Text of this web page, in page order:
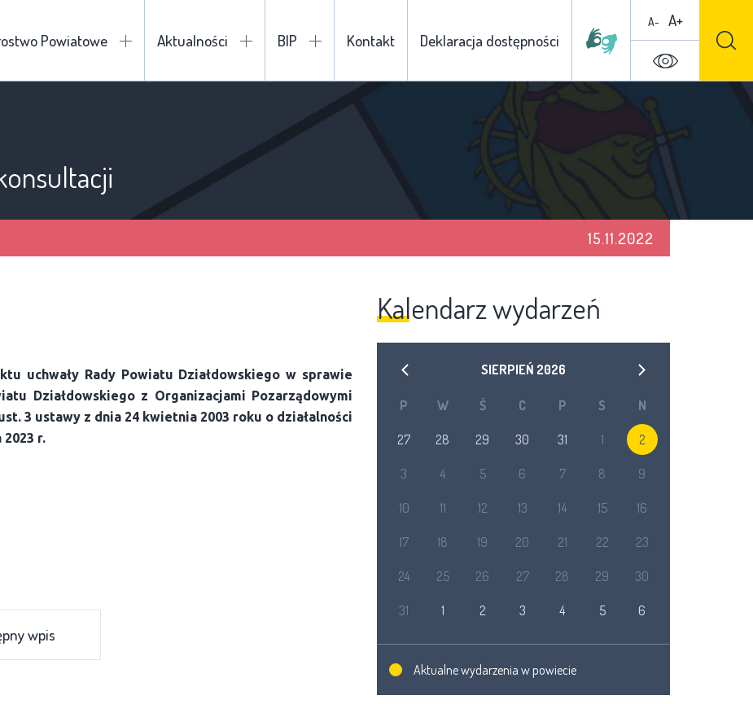
Powiatowe Aktualności BIP Kontakt Deklaracja dostępności
A- A+
15.11.2022
uchwały Rady Powiatu Działdowskiego w sprawie
Działdowskiego z Organizacjami Pozarządowymi
3 ustawy z dnia 24 kwietnia 2003 roku o działalności
r.
wpis
Kalendarz wydarzeń
SIERPIEŃ 2026
P W Ś C P S N
27 28 29 30 31 1 2
3 4 5 6 7 8 9
10 11 12 13 14 15 16
17 18 19 20 21 22 23
24 25 26 27 28 29 30
31 1 2 3 4 5 6
Aktualne wydarzenia w powiecie